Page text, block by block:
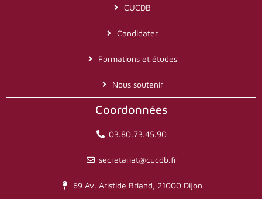
CUCDB
Candidater
Formations et études
Nous soutenir
Coordonnées
03.80.73.45.90
secretariat@cucdb.fr
69 Av. Aristide Briand, 21000 Dijon